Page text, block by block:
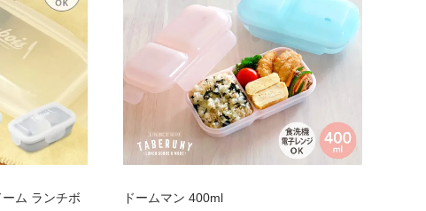
ム ランチボ
ドームマン 400ml